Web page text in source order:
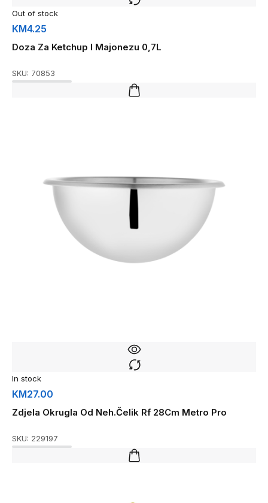
Out of stock
KM4.25
Doza Za Ketchup I Majonezu 0,7L
SKU: 70853
In stock
KM27.00
Zdjela Okrugla Od Neh.Čelik Rf 28Cm Metro Pro
SKU: 229197